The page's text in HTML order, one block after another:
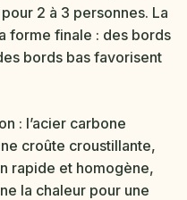
2 à 3 personnes. La
forme finale : des bords
bords bas favorisent
: l’acier carbone
croûte croustillante,
rapide et homogène,
la chaleur pour une